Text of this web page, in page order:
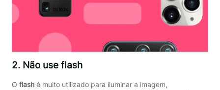
2. Não use flash
O flash é muito utilizado para iluminar a imagem,